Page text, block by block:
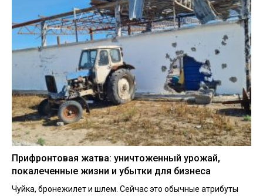
Прифронтовая жатва: уничтоженный урожай,
покалеченные жизни и убытки для бизнеса
Чуйка, бронежилет и шлем. Сейчас это обычные атрибуты